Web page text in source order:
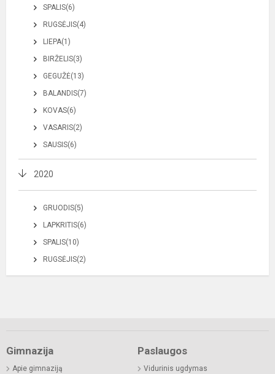
SPALIS(6)
RUGSĖJIS(4)
LIEPA(1)
BIRŽELIS(3)
GEGUŽĖ(13)
BALANDIS(7)
KOVAS(6)
VASARIS(2)
SAUSIS(6)
2020
GRUODIS(5)
LAPKRITIS(6)
SPALIS(10)
RUGSĖJIS(2)
Gimnazija
Apie gimnaziją
Paslaugos
Vidurinis ugdymas